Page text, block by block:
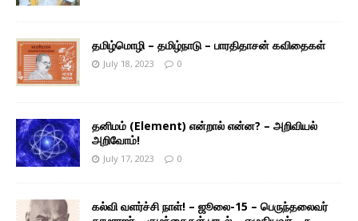
தமிழ்மொழி – தமிழ்நாடு – பாரதிதாசன் கவிதைகள்
July 18, 2023 0
தனிமம் (Element) என்றால் என்ன? – அறிவியல்
அறிவோம்!
July 17, 2023 0
கல்வி வளர்ச்சி நாள்! – ஜூலை-15 – பெருந்தலைவர்